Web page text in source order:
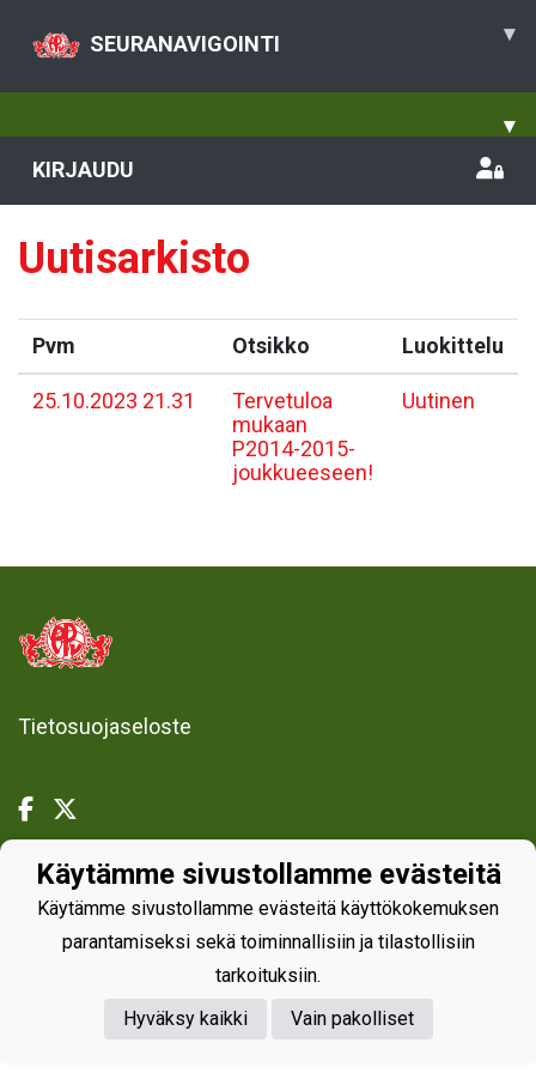
SEURANAVIGOINTI ▾
▾
KIRJAUDU
Uutisarkisto
Pvm Otsikko Luokittelu
25.10.2023 21.31
Tervetuloa
mukaan
P2014-2015-
joukkueeseen!
Uutinen
Tietosuojaseloste
Powered by
Käytämme sivustollamme evästeitä
Käytämme sivustollamme evästeitä käyttökokemuksen
parantamiseksi sekä toiminnallisiin ja tilastollisiin
tarkoituksiin.
Hyväksy kaikki
Vain pakolliset